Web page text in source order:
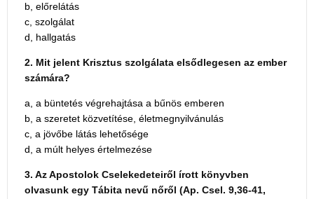
b, előrelátás
c, szolgálat
d, hallgatás
2. Mit jelent Krisztus szolgálata elsődlegesen az ember
számára?
a, a büntetés végrehajtása a bűnös emberen
b, a szeretet közvetítése, életmegnyilvánulás
c, a jövőbe látás lehetősége
d, a múlt helyes értelmezése
3. Az Apostolok Cselekedeteiről írott könyvben
olvasunk egy Tábita nevű nőről (Ap. Csel. 9,36-41,